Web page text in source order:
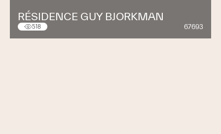
RÉSIDENCE GUY BJORKMAN
518 67693